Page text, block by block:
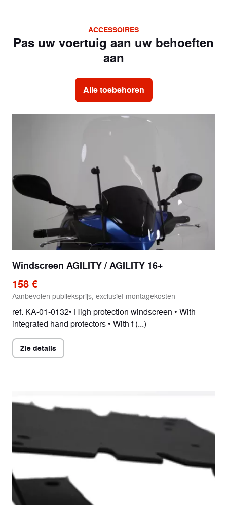
ACCESSOIRES
Pas uw voertuig aan uw behoeften
aan
Alle toebehoren
Windscreen AGILITY / AGILITY 16+
158 €
Aanbevolen publieksprijs, exclusief montagekosten
ref. KA-01-0132• High protection windscreen • With
integrated hand protectors • With f (...)
Zie details